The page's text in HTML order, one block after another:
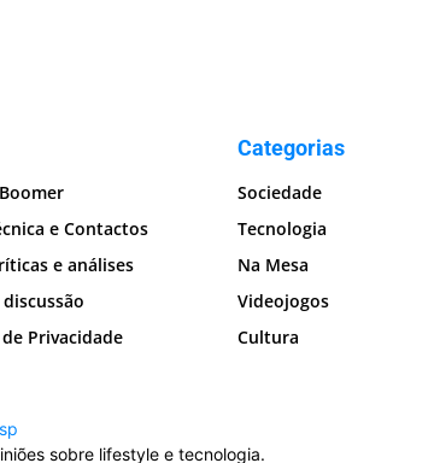
e Contactos
e análises
Privacidade
Categorias
Sociedade
Tecnologia
Na Mesa
Videojogos
Cultura
sobre lifestyle e tecnologia.